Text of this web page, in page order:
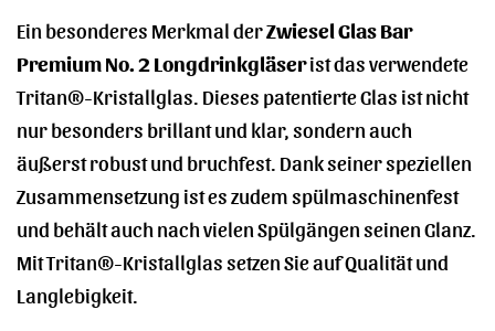
Ein besonderes Merkmal derZwiesel Glas Bar
Premium No. 2 Longdrinkgläserist das verwendete
Tritan®-Kristallglas. Dieses patentierte Glas ist nicht
nur besonders brillant und klar, sondern auch
äußerst robust und bruchfest. Dank seiner speziellen
Zusammensetzung ist es zudem spülmaschinenfest
und behält auch nach vielen Spülgängen seinen Glanz.
Mit Tritan®-Kristallglas setzen Sie auf Qualität und
Langlebigkeit.